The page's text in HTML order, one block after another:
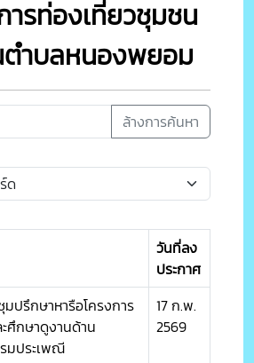
ารท่องเที่ยวชุมชน
ำบลหนองพยอม
ล้างการค้นหา
วันที่ลง
ประกาศ
มปรึกษาหารือโครงการ
ศึกษาดูงานด้าน
มประเพณี
17 ก.พ.
2569